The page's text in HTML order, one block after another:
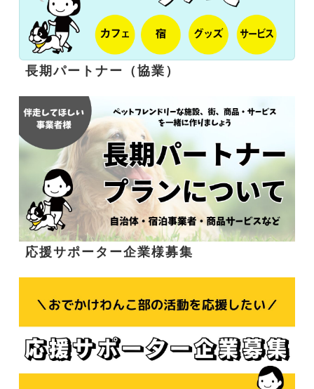
長期パートナー（協業）
応援サポーター企業様募集